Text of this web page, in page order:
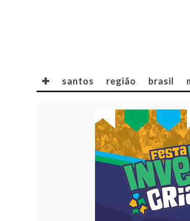
✚ santos região brasil